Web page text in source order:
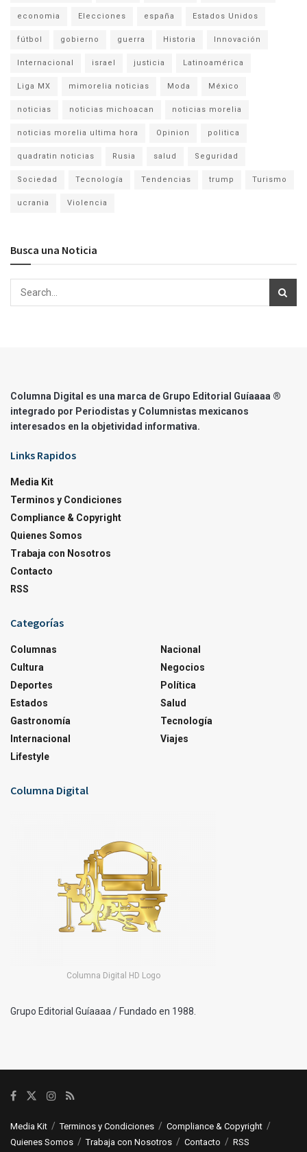
economia Elecciones españa Estados Unidos
fútbol gobierno guerra Historia Innovación
Internacional israel justicia Latinoamérica
Liga MX mimorelia noticias Moda México
noticias noticias michoacan noticias morelia
noticias morelia ultima hora Opinion politica
quadratin noticias Rusia salud Seguridad
Sociedad Tecnología Tendencias trump Turismo
ucrania Violencia
Busca una Noticia
Columna Digital es una marca de Grupo Editorial Guíaaaa ®
integrado por Periodistas y Columnistas mexicanos
interesados en la objetividad informativa.
Links Rapidos
Media Kit
Terminos y Condiciones
Compliance & Copyright
Quienes Somos
Trabaja con Nosotros
Contacto
RSS
Categorías
Columnas
Cultura
Deportes
Estados
Gastronomía
Internacional
Lifestyle
Nacional
Negocios
Política
Salud
Tecnología
Viajes
Columna Digital
Columna Digital HD Logo
Grupo Editorial Guíaaaa / Fundado en 1988.
Media Kit Terminos y Condiciones
Compliance & Copyright
Quienes Somos
Trabaja con Nosotros Contacto RSS